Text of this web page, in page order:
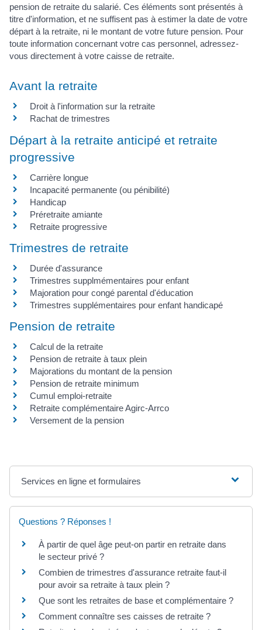
pension de retraite du salarié. Ces éléments sont présentés à
titre d'information, et ne suffisent pas à estimer la date de votre
départ à la retraite, ni le montant de votre future pension. Pour
toute information concernant votre cas personnel, adressez-
vous directement à votre caisse de retraite.
Avant la retraite
Droit à l'information sur la retraite
Rachat de trimestres
Départ à la retraite anticipé et retraite
progressive
Carrière longue
Incapacité permanente (ou pénibilité)
Handicap
Préretraite amiante
Retraite progressive
Trimestres de retraite
Durée d'assurance
Trimestres supplmémentaires pour enfant
Majoration pour congé parental d'éducation
Trimestres supplémentaires pour enfant handicapé
Pension de retraite
Calcul de la retraite
Pension de retraite à taux plein
Majorations du montant de la pension
Pension de retraite minimum
Cumul emploi-retraite
Retraite complémentaire Agirc-Arrco
Versement de la pension
Services en ligne et formulaires
Questions ? Réponses !
À partir de quel âge peut-on partir en retraite dans
le secteur privé ?
Combien de trimestres d'assurance retraite faut-il
pour avoir sa retraite à taux plein ?
Que sont les retraites de base et complémentaire ?
Comment connaître ses caisses de retraite ?